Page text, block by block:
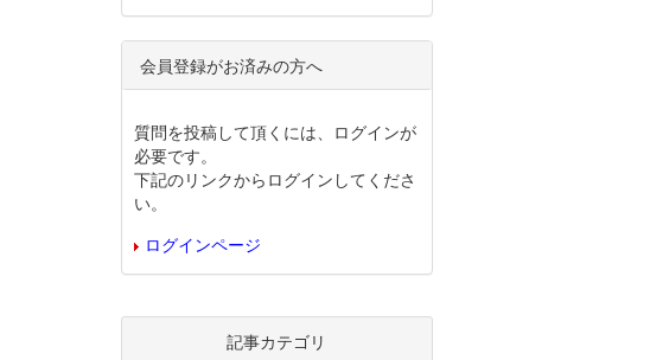
会員登録がお済みの方へ
質問を投稿して頂くには、ログインが
必要です。
下記のリンクからログインしてくださ
い。
ログインページ
記事カテゴリ